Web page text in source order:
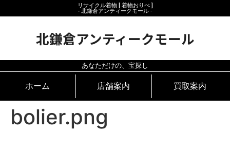
リサイクル着物 [ 着物おりべ ]
- 北鎌倉アンティークモール ‐
北鎌倉アンティークモール
あなただけの、宝探し
ホーム 店舗案内 買取案内
bolier.png